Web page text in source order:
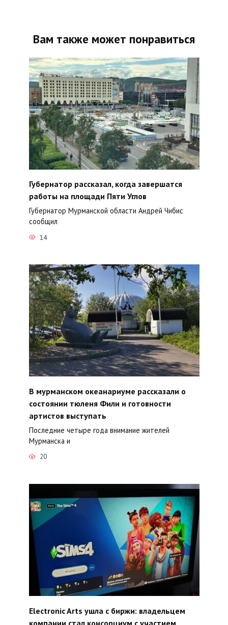
Вам также может понравиться
Губернатор рассказал, когда завершатся
работы на площади Пяти Углов
Губернатор Мурманской области Андрей Чибис
сообщил
14
В мурманском океанариуме рассказали о
состоянии тюленя Фили и готовности
артистов выступать
Последние четыре года внимание жителей
Мурманска и
20
Electronic Arts ушла с биржи: владельцем
компании стал консорциум с участием